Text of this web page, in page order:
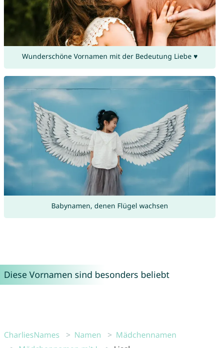
Wunderschöne Vornamen mit der Bedeutung Liebe ♥
Babynamen, denen Flügel wachsen
Diese Vornamen sind besonders beliebt
CharliesNames Namen
Mädchennamen